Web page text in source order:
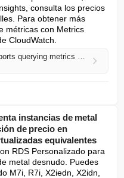
consulta los precios
Para obtener más
métricas con Metrics
CloudWatch.
Amazon CloudWatch now supports querying metrics data up to two weeks old
instancias de metal
de precio en
equivalentes
RDS Personalizado para
metal desnudo. Puedes
M7i, R7i, X2iedn, X2idn,